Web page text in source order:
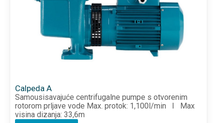
Calpeda A
Samousisavajuće centrifugalne pumpe s otvorenim
rotorom prljave vode Max. protok: 1,100l/min I Max
visina dizanja: 33,6m